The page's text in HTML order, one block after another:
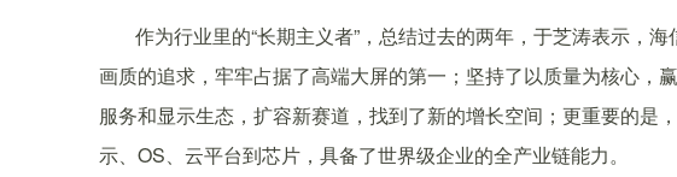
作为行业里的“长期主义者”，总结过去的两年，于芝涛表示，
画质的追求，牢牢占据了高端大屏的第一；坚持了以质量为核心，
服务和显示生态，扩容新赛道，找到了新的增长空间；更重要的是
示、OS、云平台到芯片，具备了世界级企业的全产业链能力。